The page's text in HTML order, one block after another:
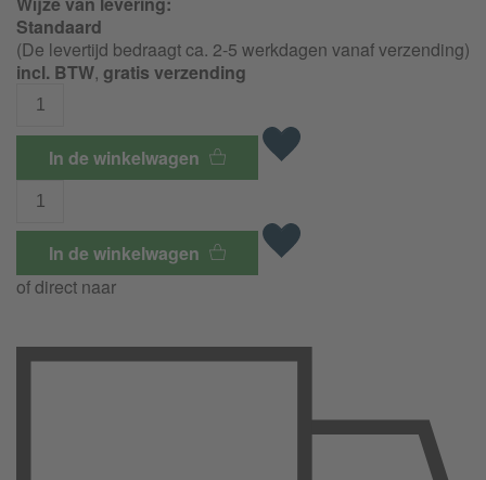
Standaard
(De levertijd bedraagt ca. 2-5 werkdagen vanaf verzending)
incl. BTW, gratis verzending
In de winkelwagen
In de winkelwagen
of direct naar